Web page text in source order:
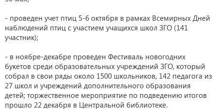
- проведен учет птиц 5-6 октября в рамках Всемирных Дней
наблюдений птиц с участием учащихся школ ЗГО (141
участник);
- в ноябре-декабре проведен Фестиваль новогодних
букетов среди образовательных учреждений ЗГО, который
собрал в свои ряды около 1500 школьников, 142 педагога из
27 школ и учреждений дополнительного образования
детей; торжественное мероприятие по подведению итогов
прошло 22 декабря в Центральной библиотеке.